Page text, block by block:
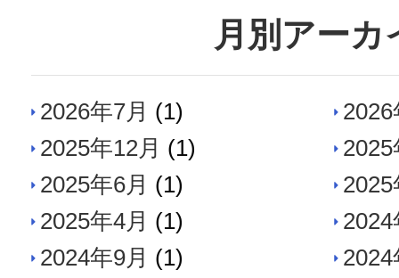
月別アーカ
2026年7月 (1)
2025年12月 (1)
2025年6月 (1)
2025年4月 (1)
2024年9月 (1)